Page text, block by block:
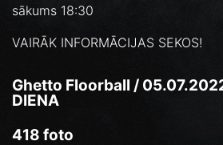
sākums 18:30
VAIRĀK INFORMĀCIJAS SEKOS!
Ghetto Floorball /
DIENA
418 foto